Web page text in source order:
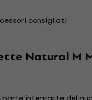
consigliati
Natural M